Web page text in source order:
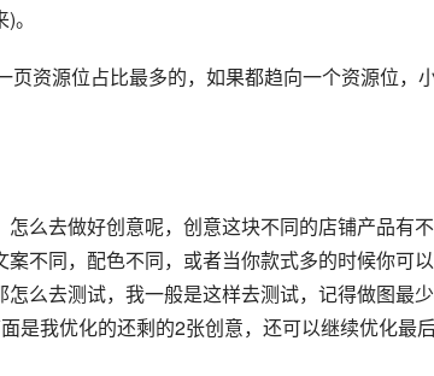
资源位占比最多的，如果都趋向一个资源位，
么去做好创意呢，创意这块不同的店铺产品有
不同，配色不同，或者当你款式多的时候你可
么去测试，我一般是这样去测试，记得做图最
是我优化的还剩的2张创意，还可以继续优化最